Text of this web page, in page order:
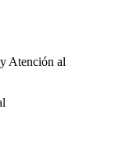
Atención al